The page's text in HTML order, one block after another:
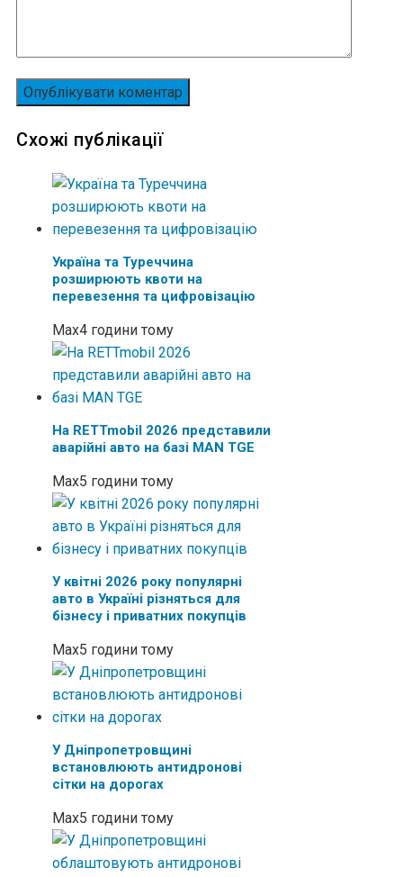
Схожі публікації
Україна та Туреччина
розширюють квоти на
перевезення та цифровізацію
Max4 години тому
На RETTmobil 2026 представили
аварійні авто на базі MAN TGE
Max5 години тому
У квітні 2026 року популярні
авто в Україні різняться для
бізнесу і приватних покупців
Max5 години тому
У Дніпропетровщині
встановлюють антидронові
сітки на дорогах
Max5 години тому